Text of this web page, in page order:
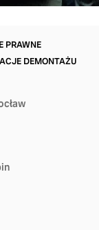
PRAWNE
DEMONTAŻU